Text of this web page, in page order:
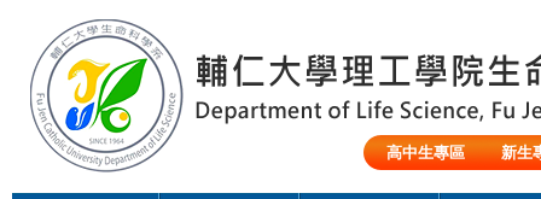
高中生專區
新生